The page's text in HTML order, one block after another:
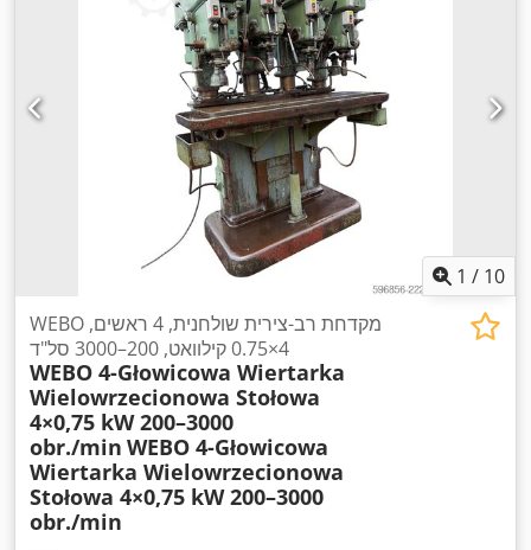
1 / 10
WEBO מקדחת רב-צירית שולחנית, 4 ראשים,
4×0.75 קילוואט, 200–3000 סל"ד
WEBO 4-Głowicowa Wiertarka
Wielowrzecionowa Stołowa
4×0,75 kW 200–3000
obr./min WEBO 4-Głowicowa
Wiertarka Wielowrzecionowa
Stołowa 4×0,75 kW 200–3000
obr./min